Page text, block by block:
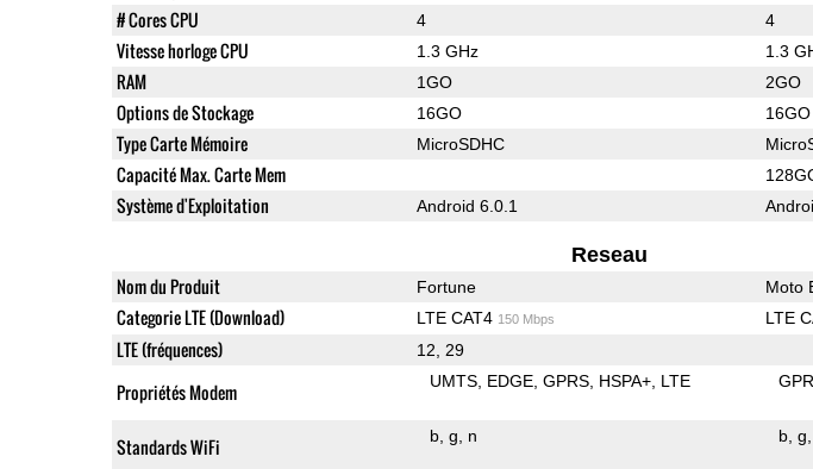
# Cores CPU 4 4
Vitesse horloge CPU 1.3 GHz 1.3
RAM 1GO 2GO
Options de Stockage 16GO 16GO
Type Carte Mémoire MicroSDHC
Capacité Max. Carte Mem
Système d'Exploitation Android 6.0.1
Reseau
Nom du Produit Fortune Moto
Categorie LTE (Download) LTE CAT4 150 Mbps LTE
LTE (fréquences) 12, 29
Propriétés Modem UMTS EDGE GPRS HSPA+ LTE
Standards WiFi b g n b g